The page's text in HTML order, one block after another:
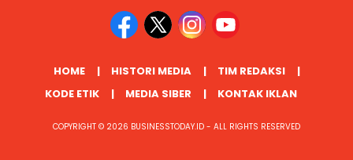
HOME HISTORI MEDIA
TIM REDAKSI
KODE ETIK
MEDIA SIBER KONTAK IKLAN
COPYRIGHT © 2026 BUSINESSTODAY.ID - ALL RIGHTS RESERVED